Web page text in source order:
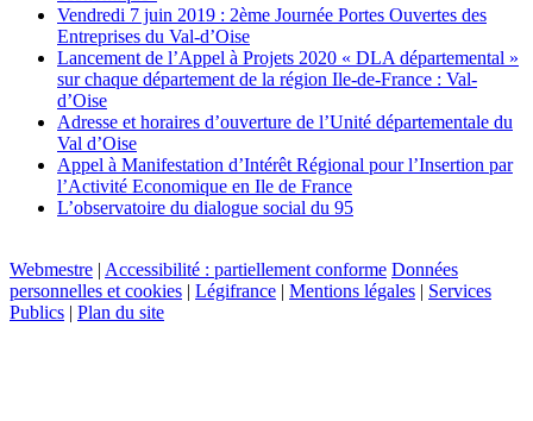
Vendredi 7 juin 2019 : 2ème Journée Portes Ouvertes des
Entreprises du Val-d’Oise
Lancement de l’Appel à Projets 2020 « DLA départemental »
sur chaque département de la région Ile-de-France : Val-
d’Oise
Adresse et horaires d’ouverture de l’Unité départementale du
Val d’Oise
Appel à Manifestation d’Intérêt Régional pour l’Insertion par
l’Activité Economique en Ile de France
L’observatoire du dialogue social du 95
Webmestre | Accessibilité : partiellement conforme Données
personnelles et cookies | Légifrance | Mentions légales | Services
Publics | Plan du site